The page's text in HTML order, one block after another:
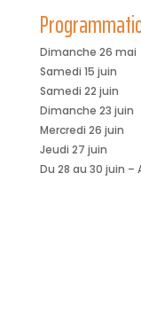
Dimanche 26 mai
Samedi 15 juin
Samedi 22 juin
Dimanche 23 juin
Mercredi 26 juin
Jeudi 27 juin
Du 28 au 30 juin –